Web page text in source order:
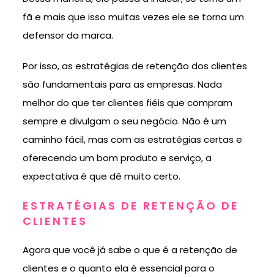
fã e mais que isso muitas vezes ele se torna um
defensor da marca.
Por isso, as estratégias de retenção dos clientes
são fundamentais para as empresas. Nada
melhor do que ter clientes fiéis que compram
sempre e divulgam o seu negócio. Não é um
caminho fácil, mas com as estratégias certas e
oferecendo um bom produto e serviço, a
expectativa é que dê muito certo.
ESTRATÉGIAS DE RETENÇÃO DE
CLIENTES
Agora que você já sabe o que é a retenção de
clientes e o quanto ela é essencial para o